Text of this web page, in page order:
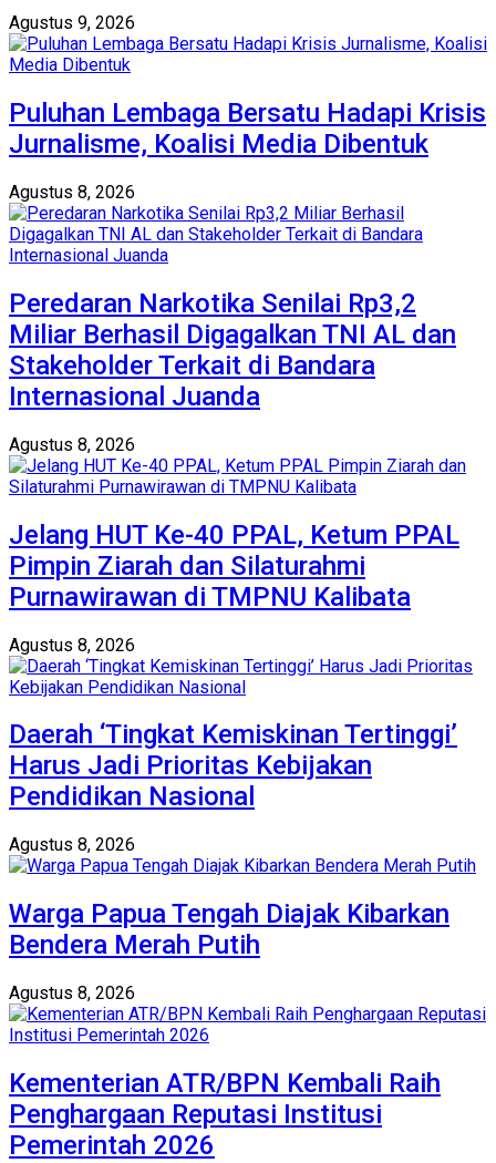
Agustus 9, 2026
Puluhan Lembaga Bersatu Hadapi Krisis
Jurnalisme, Koalisi Media Dibentuk
Agustus 8, 2026
Peredaran Narkotika Senilai Rp3,2
Miliar Berhasil Digagalkan TNI AL dan
Stakeholder Terkait di Bandara
Internasional Juanda
Agustus 8, 2026
Jelang HUT Ke-40 PPAL, Ketum PPAL
Pimpin Ziarah dan Silaturahmi
Purnawirawan di TMPNU Kalibata
Agustus 8, 2026
Daerah ‘Tingkat Kemiskinan Tertinggi’
Harus Jadi Prioritas Kebijakan
Pendidikan Nasional
Agustus 8, 2026
Warga Papua Tengah Diajak Kibarkan
Bendera Merah Putih
Agustus 8, 2026
Kementerian ATR/BPN Kembali Raih
Penghargaan Reputasi Institusi
Pemerintah 2026